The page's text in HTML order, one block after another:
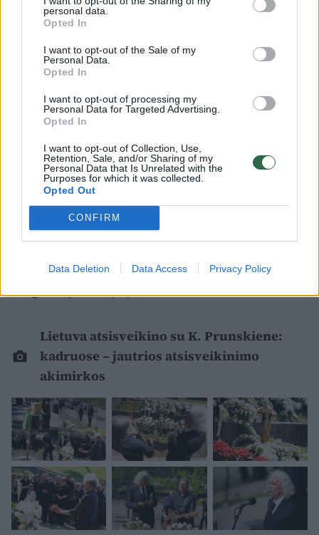
personal data.
Opted In
I want to opt-out of the Sale of my
Personal Data.
Opted In
I want to opt-out of processing my
Personal Data for Targeted Advertising.
Opted In
I want to opt-out of Collection, Use,
Retention, Sale, and/or Sharing of my
Personal Data that Is Unrelated with the
Purposes for which it was collected.
Opted Out
CONFIRM
Data Deletion Data Access Privacy Policy
„Esu paveiktas tų gražių apibūdinimų,
prasmingų jos darbų įvertinimų, kurie
valandą, itin sakralioje vietoje“, –
graudindamasis kalbėjo R. Stankevičius,
pabrėždamas, kad ši vieta formavo seserį ir
kaip žmogų, ir kaip asmenybę.
Brolis ir sesuo buvo labai artimi, juos siejo ne
Lietuva atsisveikino su K. Prunskiene:
kadruose – jautrios atsisveikinimo
akimirkos